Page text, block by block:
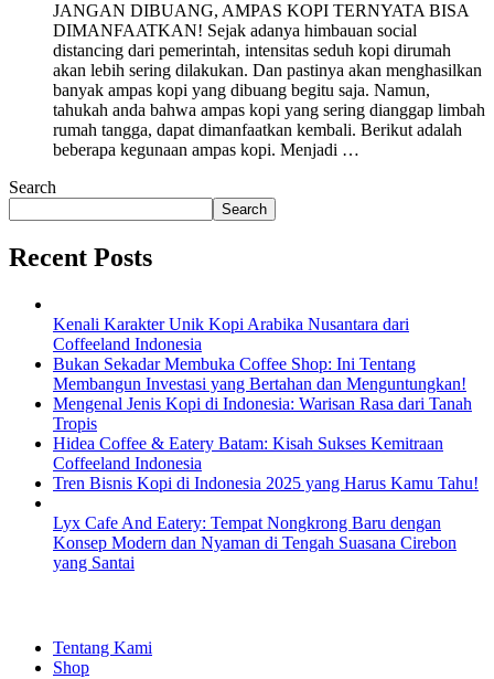
JANGAN DIBUANG, AMPAS KOPI TERNYATA BISA
DIMANFAATKAN! Sejak adanya himbauan social
distancing dari pemerintah, intensitas seduh kopi dirumah
akan lebih sering dilakukan. Dan pastinya akan menghasilkan
banyak ampas kopi yang dibuang begitu saja. Namun,
tahukah anda bahwa ampas kopi yang sering dianggap limbah
rumah tangga, dapat dimanfaatkan kembali. Berikut adalah
beberapa kegunaan ampas kopi. Menjadi …
Search
Search
Recent Posts
Kenali Karakter Unik Kopi Arabika Nusantara dari
Coffeeland Indonesia
Bukan Sekadar Membuka Coffee Shop: Ini Tentang
Membangun Investasi yang Bertahan dan Menguntungkan!
Mengenal Jenis Kopi di Indonesia: Warisan Rasa dari Tanah
Tropis
Hidea Coffee & Eatery Batam: Kisah Sukses Kemitraan
Coffeeland Indonesia
Tren Bisnis Kopi di Indonesia 2025 yang Harus Kamu Tahu!
Lyx Cafe And Eatery: Tempat Nongkrong Baru dengan
Konsep Modern dan Nyaman di Tengah Suasana Cirebon
yang Santai
Tentang Kami
Shop